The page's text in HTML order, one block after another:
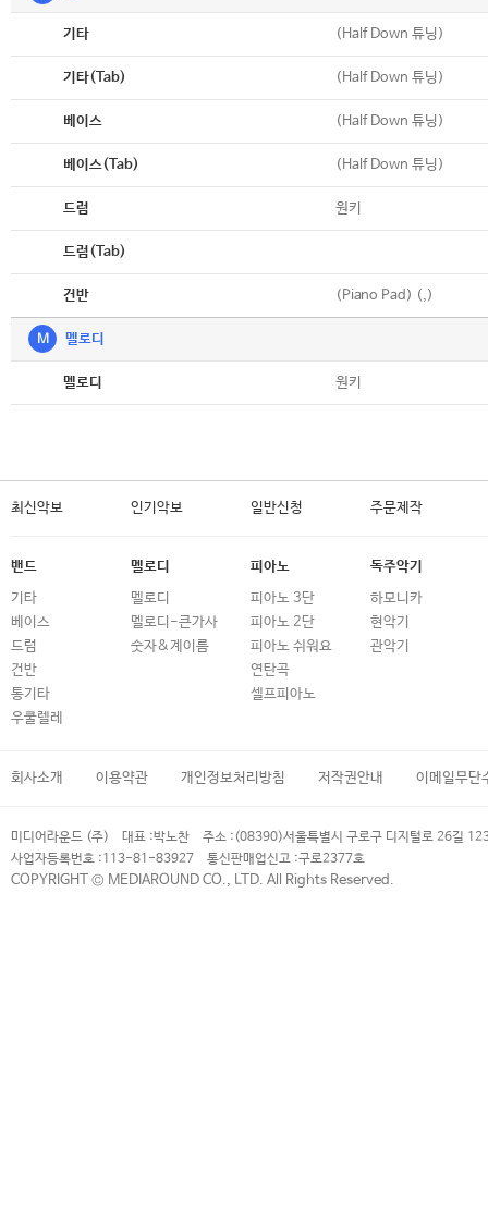
기타 (Half Down 튜닝)
기타(Tab) (Half Down 튜닝)
베이스 (Half Down 튜닝)
베이스(Tab) (Half Down 튜닝)
드럼 원키
드럼(Tab)
건반 (Piano Pad) (,)
M 멜로디
멜로디 원키
최신악보 인기악보 일반신청 주문제작
밴드
기타
베이스
드럼
건반
통기타
우쿨렐레
멜로디
멜로디
멜로디-큰가사
숫자&계이름
피아노
피아노 3단
피아노 2단
피아노 쉬워요
연탄곡
셀프피아노
독주악기
하모니카
현악기
관악기
회사소개 이용약관 개인정보처리방침 저작권안내 이메일무단
미디어라운드 (주) 대표 :박노찬 주소 : (08390)서울특별시 구로구 디지털로 26길
사업자등록번호 :113-81-83927 통신판매업신고 :구로2377호
COPYRIGHT © MEDIAROUND CO., LTD. All Rights Reserved.